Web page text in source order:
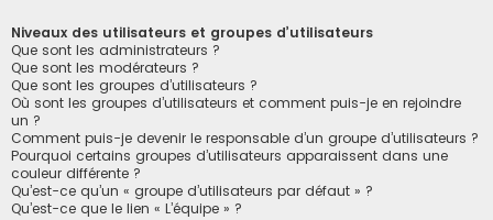
Niveaux des utilisateurs et groupes d’utilisateurs
Que sont les administrateurs ?
Que sont les modérateurs ?
Que sont les groupes d’utilisateurs ?
Où sont les groupes d’utilisateurs et comment puis-je en rejoindre
un ?
Comment puis-je devenir le responsable d’un groupe d’utilisateurs ?
Pourquoi certains groupes d’utilisateurs apparaissent dans une
couleur différente ?
Qu’est-ce qu’un « groupe d’utilisateurs par défaut » ?
Qu’est-ce que le lien « L’équipe » ?